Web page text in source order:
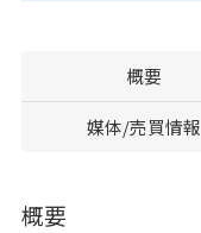
概要
媒体/売買情報
概要